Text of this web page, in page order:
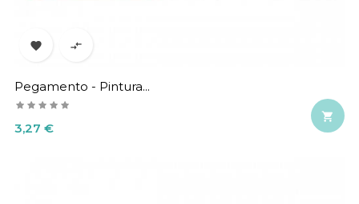
 
Pegamento - Pintura...
Precio
3,27 €
